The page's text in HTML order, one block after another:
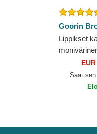
Goorin
Lippikset
The
Goorin
Saat sen